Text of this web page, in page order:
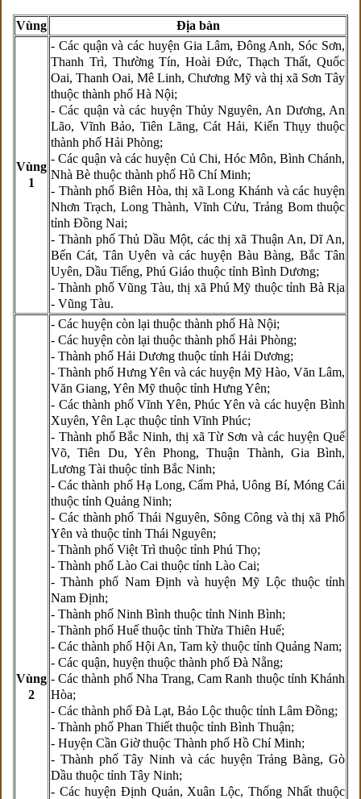
Vùng Địa bàn
Vùng
1
- Các quận và các huyện Gia Lâm, Đông Anh, Sóc Sơn,
Thanh Trì, Thường Tín, Hoài Đức, Thạch Thất, Quốc
Oai, Thanh Oai, Mê Linh, Chương Mỹ và thị xã Sơn Tây
thuộc thành phố Hà Nội;
- Các quận và các huyện Thủy Nguyên, An Dương, An
Lão, Vĩnh Bảo, Tiên Lãng, Cát Hải, Kiến Thụy thuộc
thành phố Hải Phòng;
- Các quận và các huyện Củ Chi, Hóc Môn, Bình Chánh,
Nhà Bè thuộc thành phố Hồ Chí Minh;
- Thành phố Biên Hòa, thị xã Long Khánh và các huyện
Nhơn Trạch, Long Thành, Vĩnh Cửu, Trảng Bom thuộc
tỉnh Đồng Nai;
- Thành phố Thủ Dầu Một, các thị xã Thuận An, Dĩ An,
Bến Cát, Tân Uyên và các huyện Bàu Bàng, Bắc Tân
Uyên, Dầu Tiếng, Phú Giáo thuộc tỉnh Bình Dương;
- Thành phố Vũng Tàu, thị xã Phú Mỹ thuộc tỉnh Bà Rịa
- Vũng Tàu.
Vùng
2
- Các huyện còn lại thuộc thành phố Hà Nội;
- Các huyện còn lại thuộc thành phố Hải Phòng;
- Thành phố Hải Dương thuộc tỉnh Hải Dương;
- Thành phố Hưng Yên và các huyện Mỹ Hào, Văn Lâm,
Văn Giang, Yên Mỹ thuộc tỉnh Hưng Yên;
- Các thành phố Vĩnh Yên, Phúc Yên và các huyện Bình
Xuyên, Yên Lạc thuộc tỉnh Vĩnh Phúc;
- Thành phố Bắc Ninh, thị xã Từ Sơn và các huyện Quế
Võ, Tiên Du, Yên Phong, Thuận Thành, Gia Bình,
Lương Tài thuộc tỉnh Bắc Ninh;
- Các thành phố Hạ Long, Cẩm Phả, Uông Bí, Móng Cái
thuộc tỉnh Quảng Ninh;
- Các thành phố Thái Nguyên, Sông Công và thị xã Phổ
Yên và thuộc tỉnh Thái Nguyên;
- Thành phố Việt Trì thuộc tỉnh Phú Thọ;
- Thành phố Lào Cai thuộc tỉnh Lào Cai;
- Thành phố Nam Định và huyện Mỹ Lộc thuộc tỉnh
Nam Định;
- Thành phố Ninh Bình thuộc tỉnh Ninh Bình;
- Thành phố Huế thuộc tỉnh Thừa Thiên Huế;
- Các thành phố Hội An, Tam kỳ thuộc tỉnh Quảng Nam;
- Các quận, huyện thuộc thành phố Đà Nẵng;
- Các thành phố Nha Trang, Cam Ranh thuộc tỉnh Khánh
Hòa;
- Các thành phố Đà Lạt, Bảo Lộc thuộc tỉnh Lâm Đồng;
- Thành phố Phan Thiết thuộc tỉnh Bình Thuận;
- Huyện Cần Giờ thuộc Thành phố Hồ Chí Minh;
- Thành phố Tây Ninh và các huyện Trảng Bàng, Gò
Dầu thuộc tỉnh Tây Ninh;
- Các huyện Định Quản, Xuân Lộc, Thống Nhất thuộc